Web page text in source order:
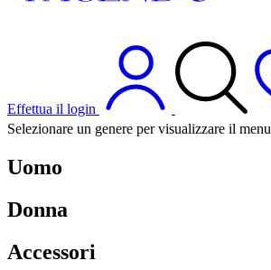
Effettua il login
Selezionare un genere per visualizzare il menu
Uomo
Donna
Accessori